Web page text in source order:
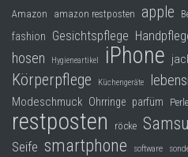
Amazon amazon restposten apple
fashion Gesichtspflege
hosen Hygieneartikel iPhone
Körperpflege Küchengeräte
Modeschmuck Ohrringe parfüm
restposten röcke
Seife smartphone software